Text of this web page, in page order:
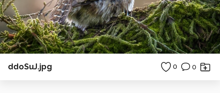
ddoSuJ.jpg 0 0